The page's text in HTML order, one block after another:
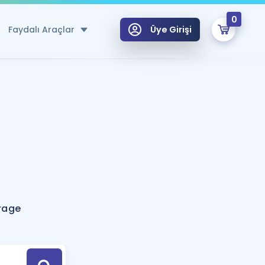
Faydalı Araçlar
Hesaplama Aracı
için Öneriler
Tek Takvimde
Üye Girişi
0
Hoca ile seni sınava hazırlayacak onlarca eğitim seni bekliyor!